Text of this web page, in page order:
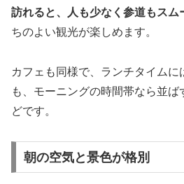
訪れると、人も少なく参道もスム
ちのよい観光が楽しめます。
カフェも同様で、ランチタイム
も、モーニングの時間帯なら並
どです。
朝の空気と景色が格別